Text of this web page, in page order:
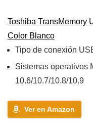
Toshiba TransMemory
Color Blanco
Tipo de conexión
Sistemas operativos
10.6/10.7/10.8/10.9
Ver en Amazon